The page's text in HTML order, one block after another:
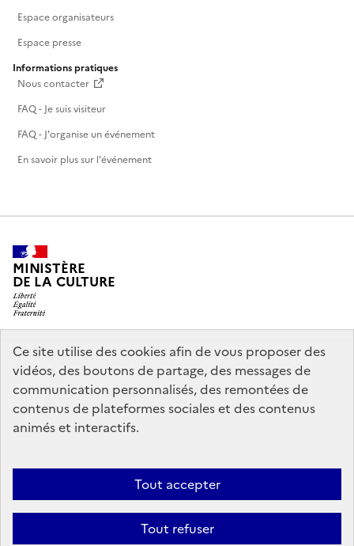
Ce site utilise des cookies afin de vous proposer des
vidéos, des boutons de partage, des messages de
communication personnalisés, des remontées de
contenus de plateformes sociales et des contenus
animés et interactifs.
Tout accepter
Tout refuser
Espace organisateurs
Espace presse
Informations pratiques
Nous contacter
FAQ - Je suis visiteur
FAQ - J'organise un événement
En savoir plus sur l'événement
MINISTÈRE
DE LA CULTURE
legifrance.gouv.fr
info.gouv.fr
service-public.gouv.fr
data.gouv.fr
Nous contacter Mentions légales
Politique générale de protection
Accessibilité : partiellement conforme
d’utilisation des témoins de connexion (cookies)